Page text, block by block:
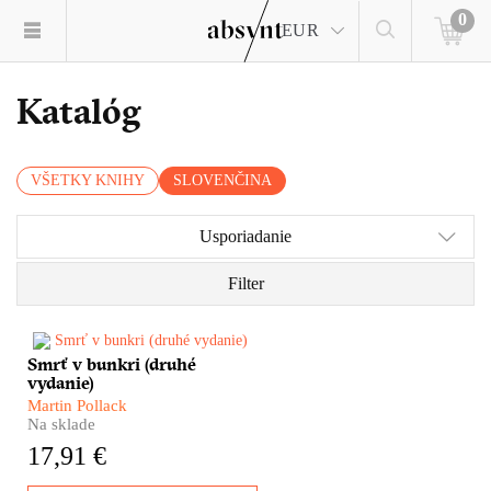
EUR
0
Katalóg
VŠETKY KNIHY SLOVENČINA
Usporiadanie
Filter
Aká by mala byť absyntovka
desaťročia? Jednoznačne
pútavá. Mrazivá. Osobná.
Nástojčivá. Prežitá na vlastnej
bunkri Martina Pollacka je
Smrť v bunkri (druhé
vydanie)
Martin Pollack
Na sklade
17,91 €